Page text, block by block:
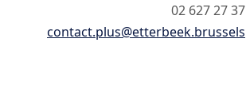
02 627 27 37
contact.plus@etterbeek.brussels